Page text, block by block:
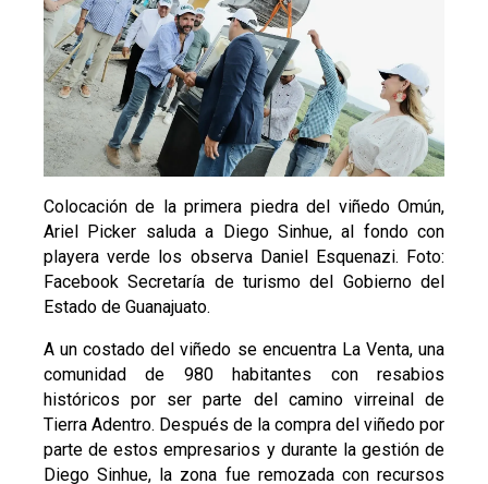
Colocación de la primera piedra del viñedo Omún,
Ariel Picker saluda a Diego Sinhue, al fondo con
playera verde los observa Daniel Esquenazi. Foto:
Facebook Secretaría de turismo del Gobierno del
Estado de Guanajuato.
A un costado del viñedo se encuentra La Venta, una
comunidad de 980 habitantes con resabios
históricos por ser parte del camino virreinal de
Tierra Adentro. Después de la compra del viñedo por
parte de estos empresarios y durante la gestión de
Diego Sinhue, la zona fue remozada con recursos